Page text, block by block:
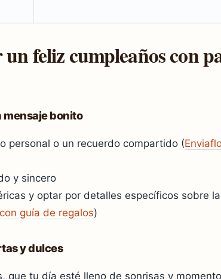
un feliz cumpleaños con
mensaje bonito
personal o un recuerdo compartido (
y sincero
y optar por detalles específicos sobre
guía de regalos)
y dulces
que tu día esté lleno de sonrisas y